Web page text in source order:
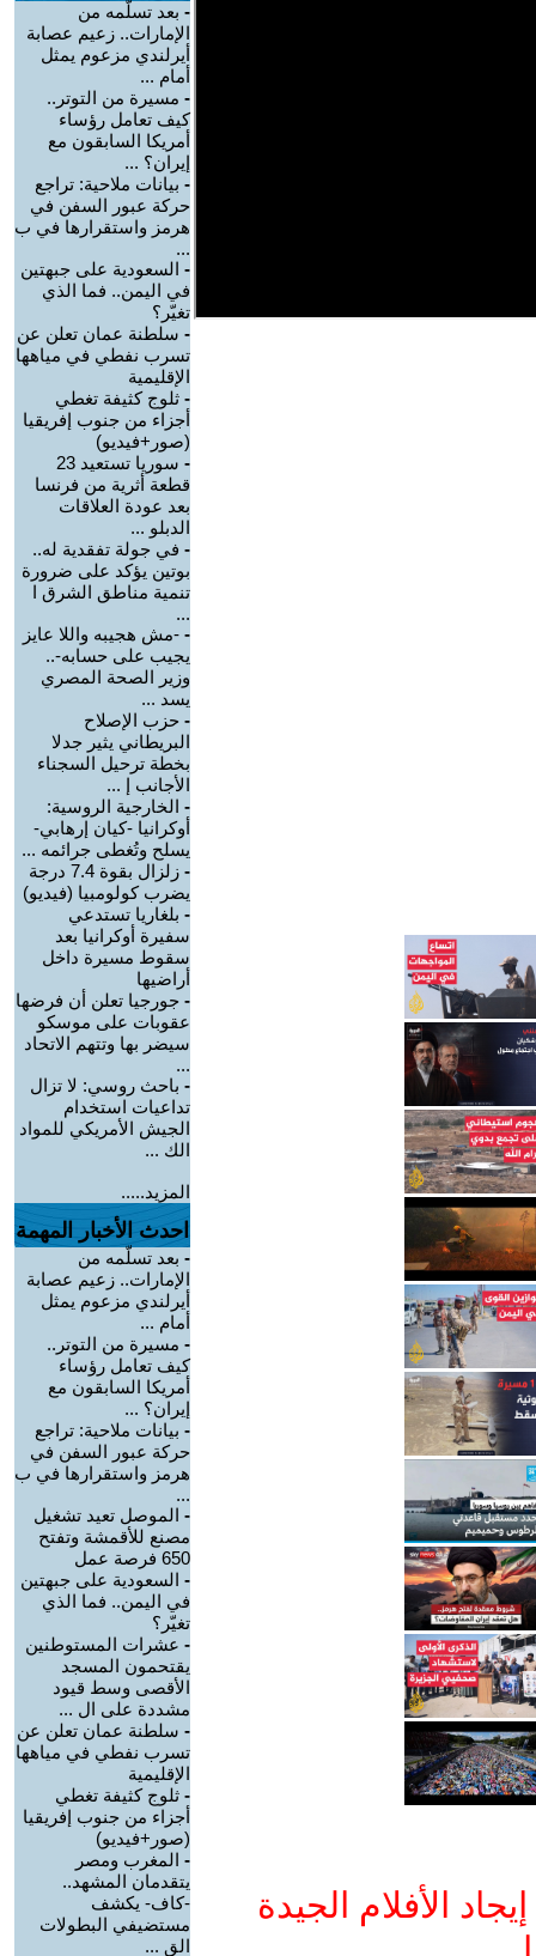
الأفلام الجيدة
- بعد تسلّمه من
الإمارات.. زعيم عصابة
أيرلندي مزعوم يمثل
أمام ...
- مسيرة من التوتر..
كيف تعامل رؤساء
أمريكا السابقون مع
إيران؟ ...
- بيانات ملاحية: تراجع
حركة عبور السفن في
هرمز واستقرارها في ب
...
- السعودية على جبهتين
في اليمن.. فما الذي
تغيّر؟
- سلطنة عمان تعلن عن
تسرب نفطي في مياهها
الإقليمية
- ثلوج كثيفة تغطي
أجزاء من جنوب إفريقيا
(صور+فيديو)
-
سوريا تستعيد 23
قطعة أثرية من فرنسا
بعد عودة العلاقات
الدبلو ...
- في جولة تفقدية له..
بوتين يؤكد على ضرورة
تنمية مناطق الشرق ا
...
- -مش هجيبه واللا عايز
يجيب على حسابه-..
وزير الصحة المصري
يسد ...
- حزب الإصلاح
البريطاني يثير جدلا
بخطة ترحيل السجناء
الأجانب إ ...
- الخارجية الروسية:
أوكرانيا -كيان إرهابي-
يسلح وتُغطى جرائمه ...
-
زلزال بقوة 7.4 درجة
يضرب كولومبيا (فيديو)
- بلغاريا تستدعي
سفيرة أوكرانيا بعد
سقوط مسيرة داخل
أراضيها
- جورجيا تعلن أن فرضها
عقوبات على موسكو
سيضر بها وتتهم الاتحاد
...
- باحث روسي: لا تزال
تداعيات استخدام
الجيش الأمريكي للمواد
الك ...
المزيد.....
احدث الأخبار المهمة
- بعد تسلّمه من
الإمارات.. زعيم عصابة
أيرلندي مزعوم يمثل
أمام ...
- مسيرة من التوتر..
كيف تعامل رؤساء
أمريكا السابقون مع
إيران؟ ...
- بيانات ملاحية: تراجع
حركة عبور السفن في
هرمز واستقرارها في ب
...
- الموصل تعيد تشغيل
مصنع للأقمشة وتفتح
650 فرصة عمل
- السعودية على جبهتين
في اليمن.. فما الذي
تغيّر؟
- عشرات المستوطنين
يقتحمون المسجد
الأقصى وسط قيود
مشددة على ال ...
- سلطنة عمان تعلن عن
تسرب نفطي في مياهها
الإقليمية
- ثلوج كثيفة تغطي
أجزاء من جنوب إفريقيا
(صور+فيديو)
- المغرب ومصر
يتقدمان المشهد..
-كاف- يكشف
مستضيفي البطولات
الق ...